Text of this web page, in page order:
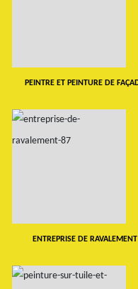
PEINTRE ET PEINTURE DE
ENTREPRISE DE RAVALEMENT